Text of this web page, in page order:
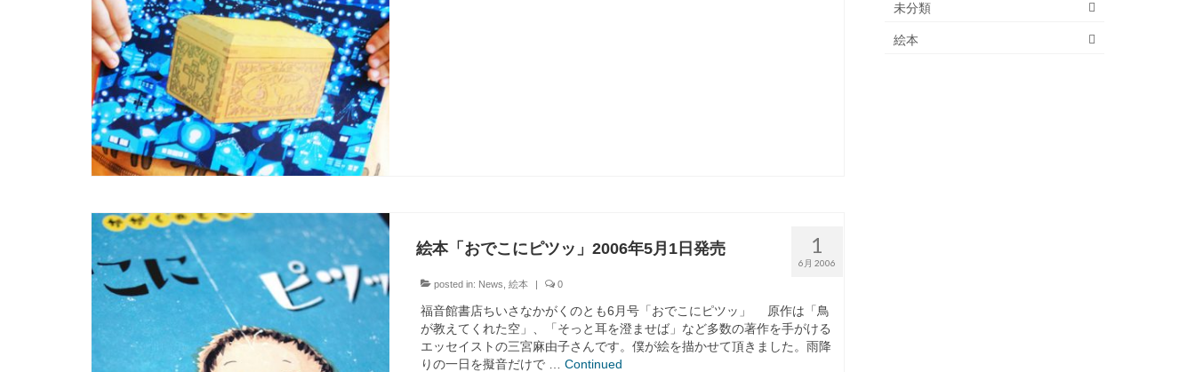
1
6月 2006
絵本「おでこにピツッ」2006年5月1日発売
posted in: News 絵本 | 0
福音館書店ちいさなかがくのとも6月号「おでこにピツッ」 原作は「鳥
が教えてくれた空」、「そっと耳を澄ませば」など多数の著作を手がける
エッセイストの三宮麻由子さんです。僕が絵を描かせて頂きました。雨降
りの一日を擬音だけで … Continued
未分類
絵本